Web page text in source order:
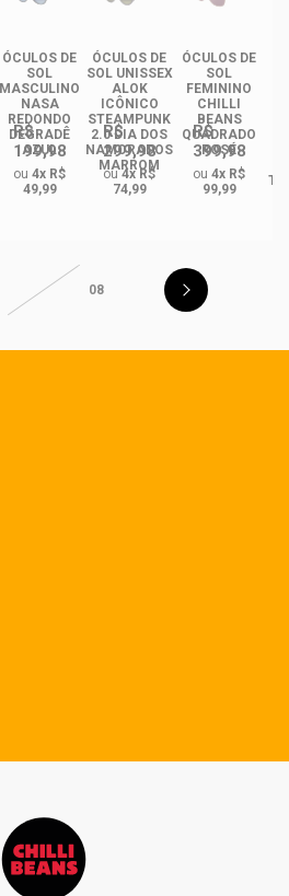
ÓCULOS DE
SOL
MASCULINO
NASA
REDONDO
DEGRADÊ
AZUL
R$
199,98
ou 4x R$
49,99
ÓCULOS DE
SOL UNISSEX
ALOK
ICÔNICO
STEAMPUNK
2.0 DIA DOS
NAMORADOS
MARROM
R$
299,98
ou4x R$
74,99
ÓCULOS DE
SOL
FEMININO
CHILLI
BEANS
QUADRADO
ROSÉ
R$
399,98
ou 4x R$
99,99
08